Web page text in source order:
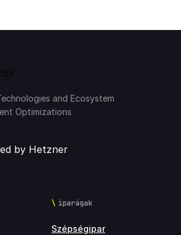
and Ecosystem
Optimizations
iparágak
Szépségipar